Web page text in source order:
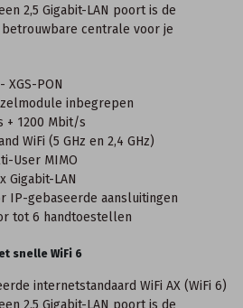
2,5 Gigabit-LAN poort is de
betrouwbare centrale voor je
PON
inbegrepen
+ 1200 Mbit/s
WiFi (5 GHz en 2,4 GHz)
User MIMO
Gigabit-LAN
IP-gebaseerde aansluitingen
tot 6 handtoestellen
snelle WiFi 6
internetstandaard WiFi AX (WiFi 6)
2,5 Gigabit-LAN poort is de